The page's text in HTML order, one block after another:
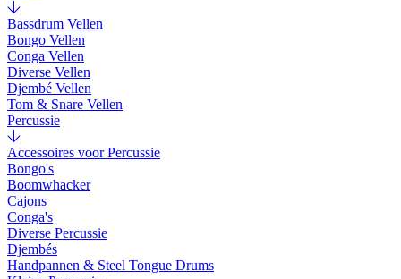
Bassdrum Vellen
Bongo Vellen
Conga Vellen
Diverse Vellen
Djembé Vellen
Tom & Snare Vellen
Percussie
Accessoires voor Percussie
Bongo's
Boomwhacker
Cajons
Conga's
Diverse Percussie
Djembés
Handpannen & Steel Tongue Drums